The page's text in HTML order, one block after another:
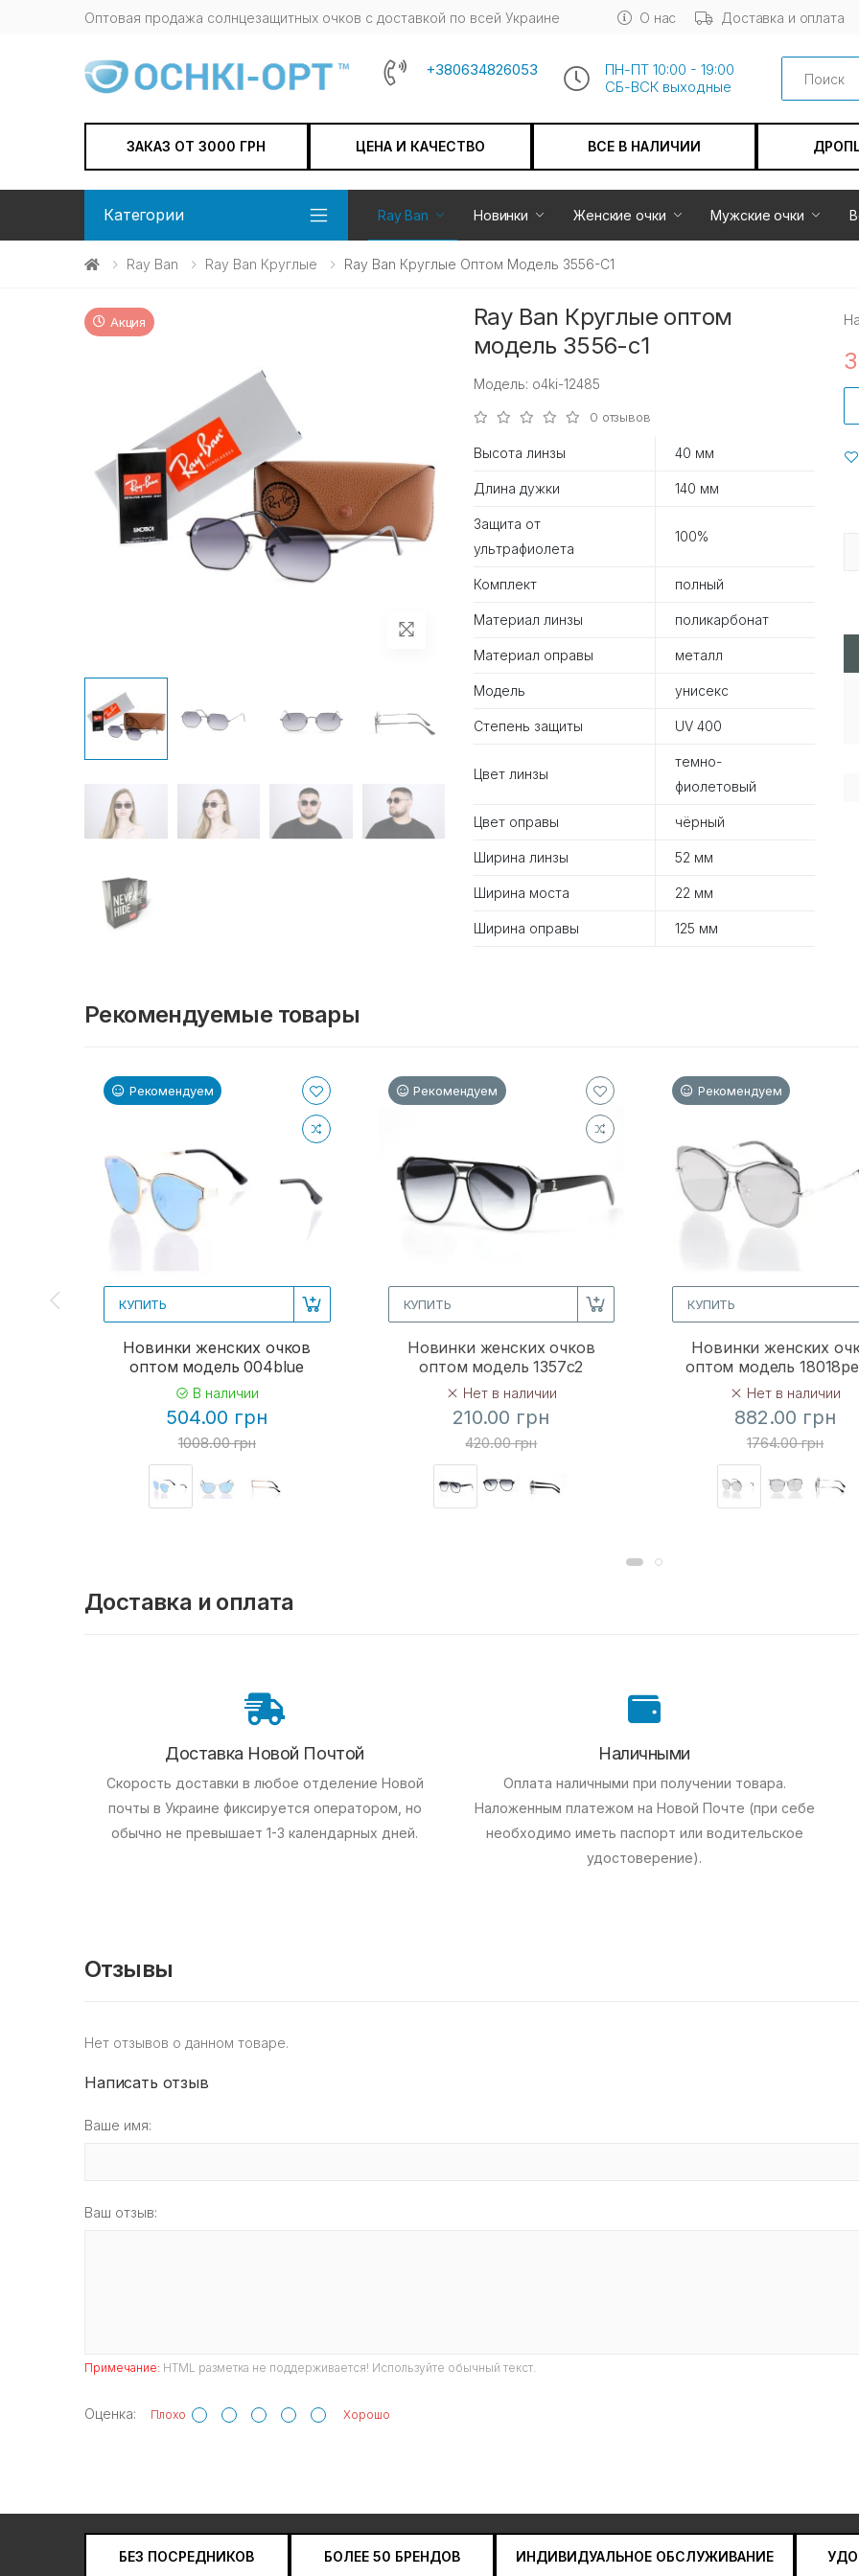
Оптовая продажа солнцезащитных очков c доставкой по всей Украине О нас Доставка и оплата
+380634826053
ПН-ПТ 10:00 - 19:00
СБ-ВСК выходные
Search
ЗАКАЗ ОТ 3000 ГРН ЦЕНА И КАЧЕСТВО ВСЕ В НАЛИЧИИ
Категории Ray Ban Новинки Женские очки Мужские очки
Ray Ban Ray Ban Круглые Ray Ban Круглые Оптом Модель 3556-С1
Акция
Ray Ban Круглые оптом
модель 3556-с1
Модель: o4ki-12485
0 отзывов
Высота линзы 40 мм
Длина дужки 140 мм
Защита от
ультрафиолета
100%
Комплект полный
Материал линзы поликарбонат
Материал оправы металл
Модель унисекс
Степень защиты UV 400
Цвет линзы
темно-
фиолетовый
Цвет оправы чёрный
Ширина линзы 52 мм
Ширина моста 22 мм
Ширина оправы 125 мм
Рекомендуемые товары
Рекомендуем
КУПИТЬ
Новинки женских очков
оптом модель 004blue
В наличии
504.00 грн
1008.00 грн
Рекомендуем
КУПИТЬ
Новинки женских очков
оптом модель 1357c2
Нет в наличии
210.00 грн
420.00 грн
Рекомендуем
КУПИТЬ
Новинки женских
оптом модель
Нет в наличии
882.00 грн
1764.00 грн
Доставка и оплата
Доставка Новой Почтой
Скорость доставки в любое отделение Новой
почты в Украине фиксируется оператором, но
обычно не превышает 1-3 календарных дней.
Наличными
Оплата наличными при получении товара.
Наложенным платежом на Новой Почте (при себе
необходимо иметь паспорт или водительское
удостоверение).
Отзывы
Нет отзывов о данном товаре.
Написать отзыв
Ваше имя:
Ваш отзыв:
Примечание: HTML разметка не поддерживается! Используйте обычный текст.
Оценка: Плохо Хорошо
БЕЗ ПОСРЕДНИКОВ БОЛЕЕ 50 БРЕНДОВ ИНДИВИДУАЛЬНОЕ ОБСЛУЖИВАНИЕ